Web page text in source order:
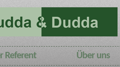
Referent Über uns